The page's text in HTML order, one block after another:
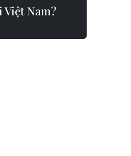
Việt Nam?